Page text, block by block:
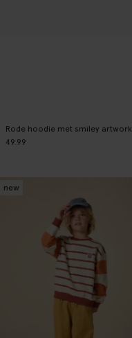
Rode hoodie met smiley artwork
49.99
new